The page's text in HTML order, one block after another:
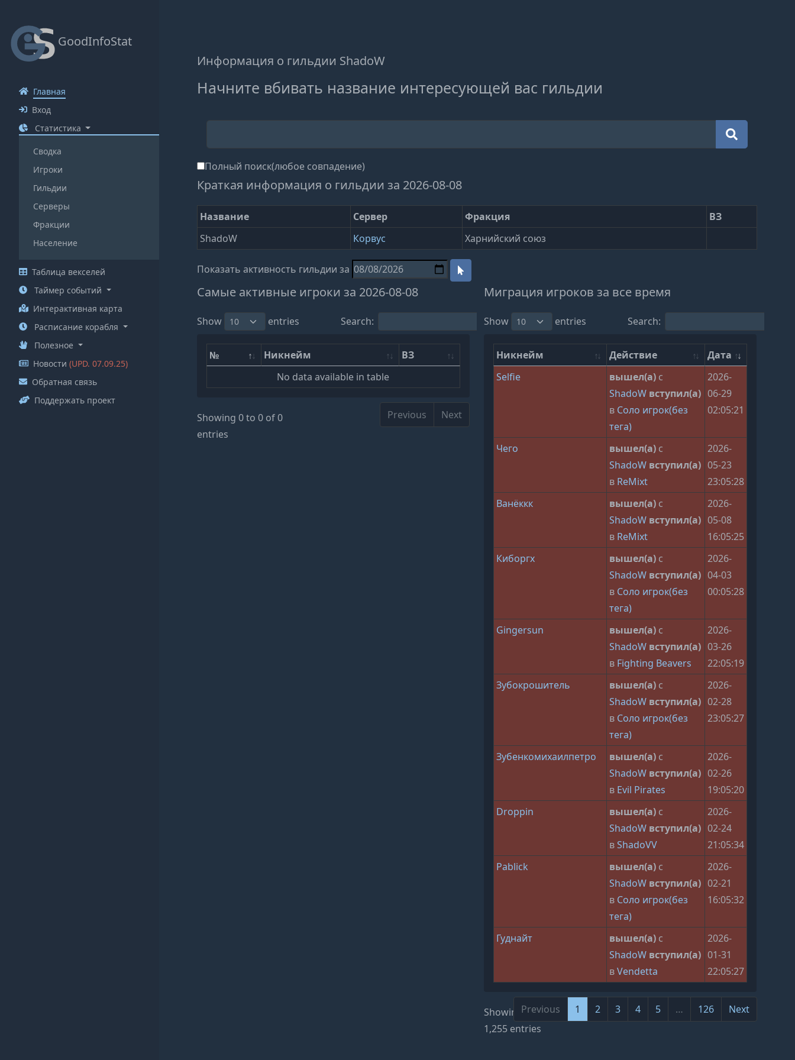
GoodInfoStat
Главная
Вход
Статистика
Сводка
Игроки
Гильдии
Серверы
Фракции
Население
Таблица векселей
Таймер событий
Интерактивная карта
Расписание корабля
Полезное
Новости (UPD. 07.09.25)
Обратная связь
Поддержать проект
Информация о гильдии ShadoW
Начните вбивать название интересующей вас гильдии
Полный поиск(любое совпадение)
Краткая информация о гильдии за 2026-08-08
Название Сервер Фракция
ВЗ
ShadoW
Корвус Харнийский союз
Показать активность гильдии за
Самые активные игроки за 2026-08-08
Show entries Search:
№ Никнейм
ВЗ
No data available in table
Showing 0 to 0 of 0
entries
Previous Next
Миграция игроков за все время
Show entries Search:
Никнейм Действие
Дата
Selfie
вышел(а) с
ShadoW вступил(а)
в Соло игрок(без
тега)
2026-
06-29
02:05:21
Чего вышел(а) с
ShadoW вступил(а)
в ReMixt
2026-
05-23
23:05:28
Ванёккк
вышел(а) с
ShadoW вступил(а)
в ReMixt
2026-
05-08
16:05:25
Киборгх
вышел(а) с
ShadoW вступил(а)
в Соло игрок(без
тега)
2026-
04-03
00:05:28
Gingersun вышел(а) с
ShadoW вступил(а)
в Fighting Beavers
2026-
03-26
22:05:19
Зубокрошитель
вышел(а) с
ShadoW вступил(а)
в Соло игрок(без
тега)
2026-
02-28
23:05:27
Зубенкомихаилпетро вышел(а) с
ShadoW вступил(а)
в Evil Pirates
2026-
02-26
19:05:20
Droppin
вышел(а) с
ShadoW вступил(а)
вShadoVV
2026-
02-24
21:05:34
Pablick
вышел(а) с
ShadoW вступил(а)
в Соло игрок(без
тега)
2026-
02-21
16:05:32
Гуднайт вышел(а) с
ShadoW вступил(а)
вVendetta
2026-
01-31
22:05:27
Showing 1 to 10 of
1,255 entries
Previous 1 2 3 4 5 … 126 Next